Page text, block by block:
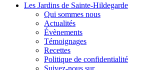
Les Jardins de Sainte-Hildegarde
Qui sommes nous
Actualités
Évènements
Témoignages
Recettes
Politique de confidentialité
Suivez-nous sur